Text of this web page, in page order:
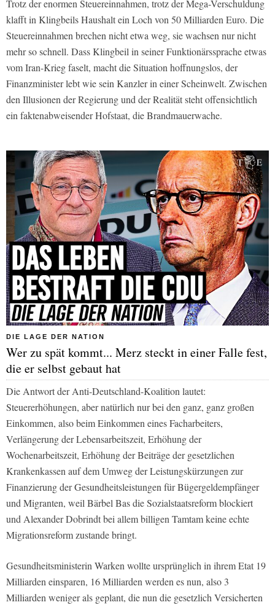
Trotz der enormen Steuereinnahmen, trotz der Mega-Verschuldung
klafft in Klingbeils Haushalt ein Loch von 50 Milliarden Euro. Die
Steuereinnahmen brechen nicht etwa weg, sie wachsen nur nicht
mehr so schnell. Dass Klingbeil in seiner Funktionärssprache etwas
vom Iran-Krieg faselt, macht die Situation hoffnungslos, der
Finanzminister lebt wie sein Kanzler in einer Scheinwelt. Zwischen
den Illusionen der Regierung und der Realität steht offensichtlich
ein faktenabweisender Hofstaat, die Brandmauerwache.
DIE LAGE DER NATION
Wer zu spät kommt... Merz steckt in einer Falle fest,
die er selbst gebaut hat
Die Antwort der Anti-Deutschland-Koalition lautet:
Steuererhöhungen, aber natürlich nur bei den ganz, ganz großen
Einkommen, also beim Einkommen eines Facharbeiters,
Verlängerung der Lebensarbeitszeit, Erhöhung der
Wochenarbeitszeit, Erhöhung der Beiträge der gesetzlichen
Krankenkassen auf dem Umweg der Leistungskürzungen zur
Finanzierung der Gesundheitsleistungen für Bügergeldempfänger
und Migranten, weil Bärbel Bas die Sozialstaatsreform blockiert
und Alexander Dobrindt bei allem billigen Tamtam keine echte
Migrationsreform zustande bringt.
Gesundheitsministerin Warken wollte ursprünglich in ihrem Etat 19
Milliarden einsparen, 16 Milliarden werden es nun, also 3
Milliarden weniger als geplant, die nun die gesetzlich Versicherten